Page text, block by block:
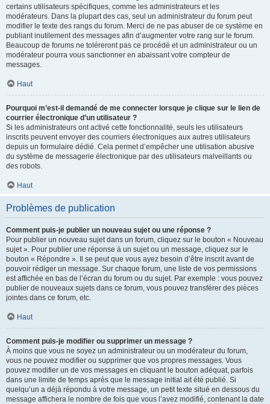
certains utilisateurs spécifiques, comme les administrateurs et les
modérateurs. Dans la plupart des cas, seul un administrateur du forum peut
modifier le texte des rangs du forum. Merci de ne pas abuser de ce système en
publiant inutilement des messages afin d’augmenter votre rang sur le forum.
Beaucoup de forums ne toléreront pas ce procédé et un administrateur ou un
modérateur pourra vous sanctionner en abaissant votre compteur de
messages.
Haut
Pourquoi m’est-il demandé de me connecter lorsque je clique sur le lien de
courrier électronique d’un utilisateur ?
Si les administrateurs ont activé cette fonctionnalité, seuls les utilisateurs
inscrits peuvent envoyer des courriers électroniques aux autres utilisateurs
depuis un formulaire dédié. Cela permet d’empêcher une utilisation abusive
du système de messagerie électronique par des utilisateurs malveillants ou
des robots.
Haut
Problèmes de publication
Comment puis-je publier un nouveau sujet ou une réponse ?
Pour publier un nouveau sujet dans un forum, cliquez sur le bouton « Nouveau
sujet ». Pour publier une réponse à un sujet ou un message, cliquez sur le
bouton « Répondre ». Il se peut que vous ayez besoin d’être inscrit avant de
pouvoir rédiger un message. Sur chaque forum, une liste de vos permissions
est affichée en bas de l’écran du forum ou du sujet. Par exemple : vous pouvez
publier de nouveaux sujets dans ce forum, vous pouvez transférer des pièces
jointes dans ce forum, etc.
Haut
Comment puis-je modifier ou supprimer un message ?
À moins que vous ne soyez un administrateur ou un modérateur du forum,
vous ne pouvez modifier ou supprimer que vos propres messages. Vous
pouvez modifier un de vos messages en cliquant le bouton adéquat, parfois
dans une limite de temps après que le message initial ait été publié. Si
quelqu’un a déjà répondu à votre message, un petit texte situé en dessous du
message affichera le nombre de fois que vous l’avez modifié, contenant la date